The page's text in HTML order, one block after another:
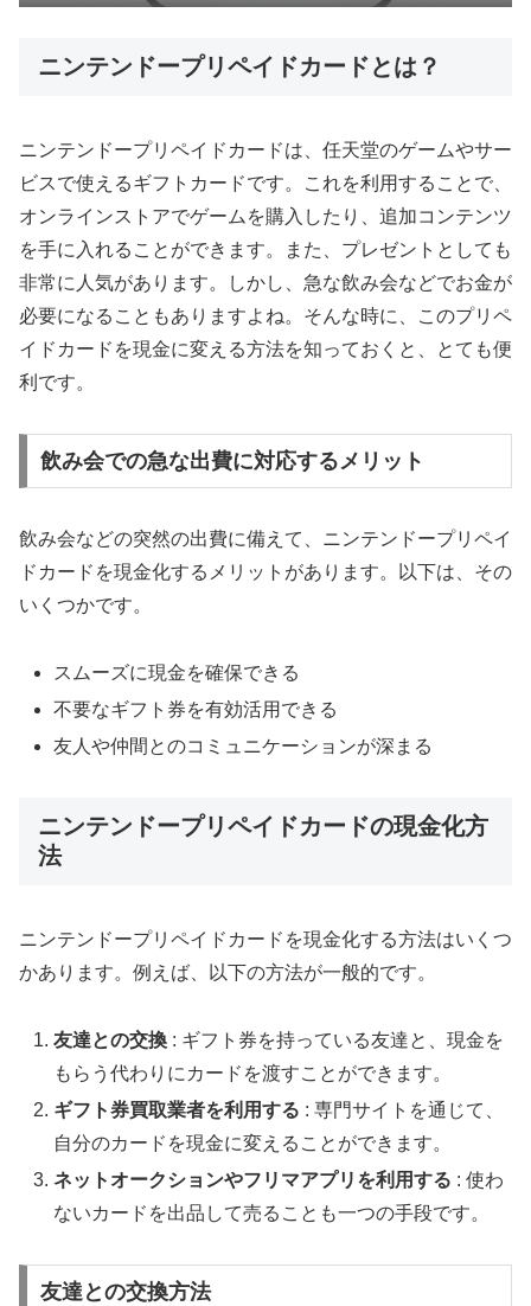
ニンテンドープリペイドカードとは？
ニンテンドープリペイドカードは、任天堂のゲームやサー
ビスで使えるギフトカードです。これを利用することで、
オンラインストアでゲームを購入したり、追加コンテンツ
を手に入れることができます。また、プレゼントとしても
非常に人気があります。しかし、急な飲み会などでお金が
必要になることもありますよね。そんな時に、このプリペ
イドカードを現金に変える方法を知っておくと、とても便
利です。
飲み会での急な出費に対応するメリット
飲み会などの突然の出費に備えて、ニンテンドープリペイ
ドカードを現金化するメリットがあります。以下は、その
いくつかです。
スムーズに現金を確保できる
不要なギフト券を有効活用できる
友人や仲間とのコミュニケーションが深まる
ニンテンドープリペイドカードの現金化方
法
ニンテンドープリペイドカードを現金化する方法はいくつ
かあります。例えば、以下の方法が一般的です。
友達との交換 : ギフト券を持っている友達と、現金を
もらう代わりにカードを渡すことができます。
ギフト券買取業者を利用する : 専門サイトを通じて、
自分のカードを現金に変えることができます。
ネットオークションやフリマアプリを利用する : 使わ
ないカードを出品して売ることも一つの手段です。
友達との交換方法